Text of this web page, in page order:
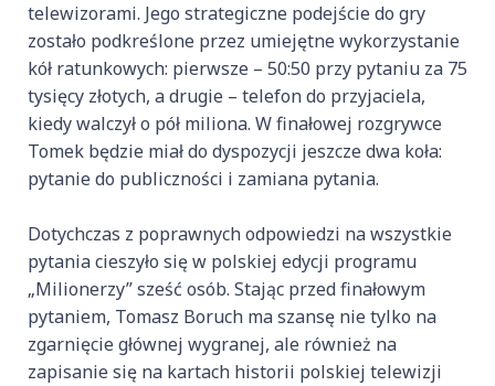
telewizorami. Jego strategiczne podejście do gry
zostało podkreślone przez umiejętne wykorzystanie
kół ratunkowych: pierwsze – 50:50 przy pytaniu za 75
tysięcy złotych, a drugie – telefon do przyjaciela,
kiedy walczył o pół miliona. W finałowej rozgrywce
Tomek będzie miał do dyspozycji jeszcze dwa koła:
pytanie do publiczności i zamiana pytania.
Dotychczas z poprawnych odpowiedzi na wszystkie
pytania cieszyło się w polskiej edycji programu
„Milionerzy” sześć osób. Stając przed finałowym
pytaniem, Tomasz Boruch ma szansę nie tylko na
zgarnięcie głównej wygranej, ale również na
zapisanie się na kartach historii polskiej telewizji